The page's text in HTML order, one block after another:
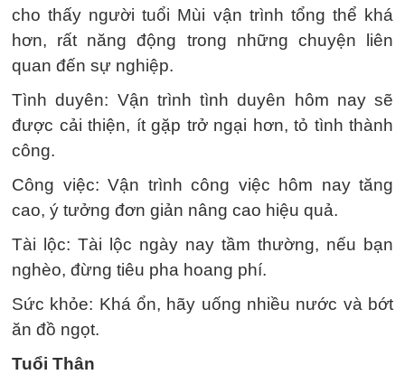
cho thấy người tuổi Mùi vận trình tổng thể khá
hơn, rất năng động trong những chuyện liên
quan đến sự nghiệp.
Tình duyên: Vận trình tình duyên hôm nay sẽ
được cải thiện, ít gặp trở ngại hơn, tỏ tình thành
công.
Công việc: Vận trình công việc hôm nay tăng
cao, ý tưởng đơn giản nâng cao hiệu quả.
Tài lộc: Tài lộc ngày nay tầm thường, nếu bạn
nghèo, đừng tiêu pha hoang phí.
Sức khỏe: Khá ổn, hãy uống nhiều nước và bớt
ăn đồ ngọt.
Tuổi Thân